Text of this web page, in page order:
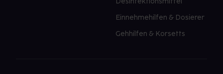
Einnehmehilfen & Dosierer
Gehhilfen & Korsetts